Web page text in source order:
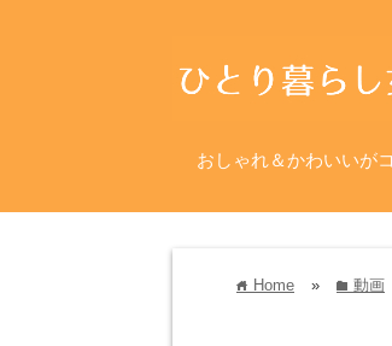
おしゃれ＆かわいいが
home Home » folder 動画